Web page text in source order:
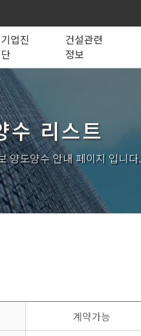
기업진
단
건설관련
정보
)
전기공사업
소방시설공사업
대지조성사업자
나무병원
산림사업법인
엔지니어링사업자
개인하수처리시설·
설계시공업
기재사항변경
건설업등록서식
수 리스트
양도양수 안내 페이지 입니다.
계약가능